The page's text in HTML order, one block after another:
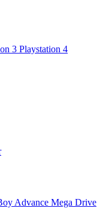
3 Playstation 4
Advance Mega Drive